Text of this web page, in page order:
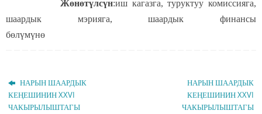
Жөнөтүлсүн:иш кагазга, туруктуу комиссияга,
шаардык мэрияга, шаардык финансы
бөлүмүнө
НАРЫН ШААРДЫК
КЕҢЕШИНИН XXVI
ЧАКЫРЫЛЫШТАГЫ
НАРЫН ШААРДЫК
КЕҢЕШИНИН XXVI
ЧАКЫРЫЛЫШТАГЫ